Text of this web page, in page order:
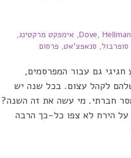
Dove,
, אימפקט מרקטינג,
סופרבול, סנאפצ'אט, פרסום
חגיגי גם עבור המפרסמים,
לקהל עצום. בכל שנה יש
חברתי. מי עשה את זה השנה?
לא צפו כל-כך הרבה